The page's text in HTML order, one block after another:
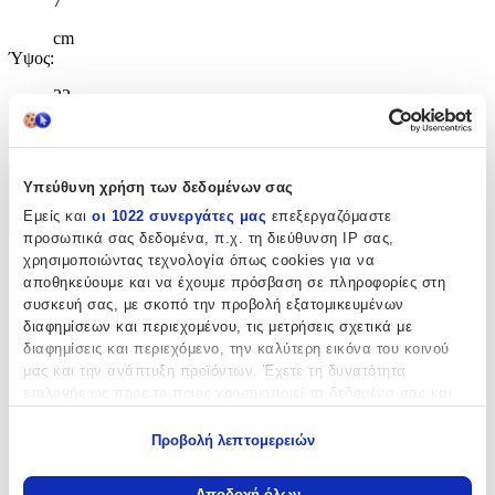
Υπεύθυνη χρήση των δεδομένων σας
Εμείς και οι 1022 συνεργάτες μας επεξεργαζόμαστε
προσωπικά σας δεδομένα, π.χ. τη διεύθυνση IP σας,
χρησιμοποιώντας τεχνολογία όπως cookies για να
αποθηκεύουμε και να έχουμε πρόσβαση σε πληροφορίες στη
συσκευή σας, με σκοπό την προβολή εξατομικευμένων
διαφημίσεων και περιεχομένου, τις μετρήσεις σχετικά με
διαφημίσεις και περιεχόμενο, την καλύτερη εικόνα του κοινού
μας και την ανάπτυξη προϊόντων. Έχετε τη δυνατότητα
Να συλλέξουμε πληροφορίες σχετικά με τη γεωγραφική
Προβολή λεπτομερειών
cm
Ύψος:
32
Χαρακτηριστικά
Χαρακτηριστικά
Κατασκευαστής:
Les Deglingos
Βασικά Χαρακτηριστικά
Πολύχρωμο